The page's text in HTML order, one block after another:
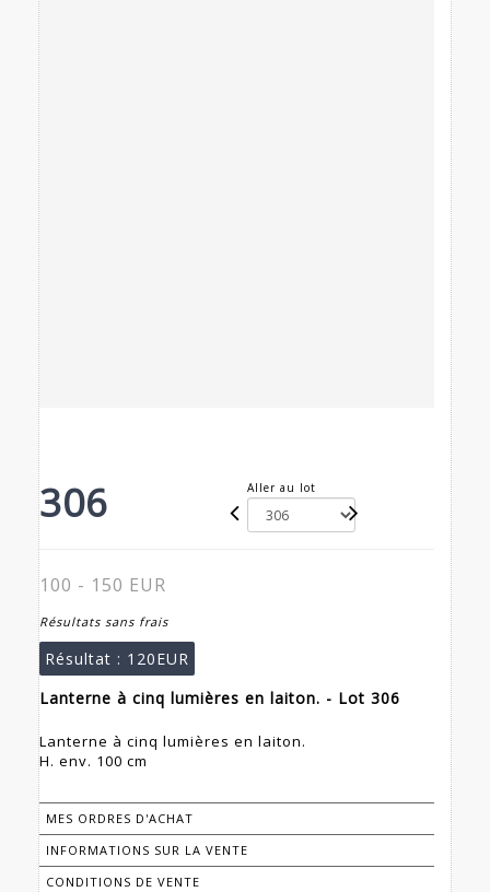
306 Aller au lot
100 - 150 EUR
Résultats sans frais
Résultat : 120EUR
Lanterne à cinq lumières en laiton. - Lot 306
Lanterne à cinq lumières en laiton.
H. env. 100 cm
MES ORDRES D'ACHAT
INFORMATIONS SUR LA VENTE
CONDITIONS DE VENTE